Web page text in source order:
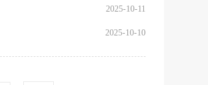
2025-10-11
2025-10-10